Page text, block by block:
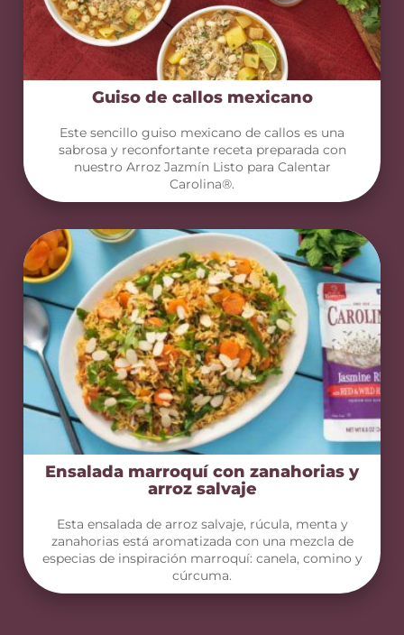
Guiso de callos mexicano
Este sencillo guiso mexicano de callos es una
sabrosa y reconfortante receta preparada con
nuestro Arroz Jazmín Listo para Calentar
Carolina®.
Ensalada marroquí con zanahorias y
arroz salvaje
Esta ensalada de arroz salvaje, rúcula, menta y
zanahorias está aromatizada con una mezcla de
especias de inspiración marroquí: canela, comino y
cúrcuma.